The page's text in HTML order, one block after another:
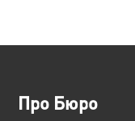
Про Бюро